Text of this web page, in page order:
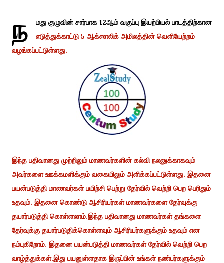
ந
மது குழுவின் சார்பாக 12ஆம் வகுப்பு இயற்பியல் பாடத்திற்கான
எடுத்துக்காட்டு 5 ஆக்ஸாலிக் அமிலத்தின் வெளியேற்றம்
வழங்கப்பட்டுள்ளது.
இந்த பதிவானது முற்றிலும் மாணவர்களின் கல்வி நலனுக்காகவும்
அவர்களை ஊக்கமளிக்கும் வகையிலும் அளிக்கப்பட்டுள்ளது. இதனை
பயன்படுத்தி மாணவர்கள் பயிற்சி பெற்று தேர்வில் வெற்றி பெற பெரிதும்
உதவும். இதனை கொண்டு ஆசிரியர்கள் மாணவர்களை தேர்வுக்கு
தயார்படுத்தி கொள்ளலாம்.இந்த பதிவானது மாணவர்கள் தங்களை
தேர்வுக்கு தயார்படுதிக்கொள்ளவும் ஆசிரியர்களுக்கும் உதவும் என
நம்புகிறோம். இதனை பயன்படுத்தி மாணவர்கள் தேர்வில் வெற்றி பெற
வாழ்த்துக்கள்.இது பயனுள்ளதாக இருப்பின் உங்கள் நண்பர்களுக்கும்